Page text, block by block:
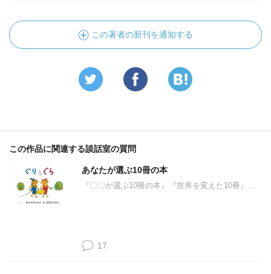
この著者の新刊を通知する
この作品に関連する談話室の質問
あなたが選ぶ10冊の本
『〇〇が選ぶ10冊の本』『世界を変えた10冊』...
17